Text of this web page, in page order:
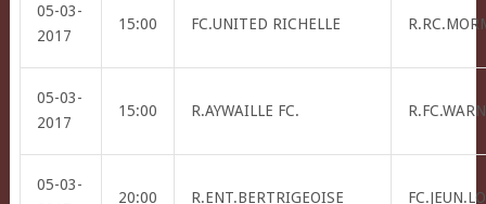
05-03-
2017
15:00 FC.UNITED RICHELLE
05-03-
2017
15:00 R.AYWAILLE FC.
05-03-
20:00 R.ENT.BERTRIGEOISE